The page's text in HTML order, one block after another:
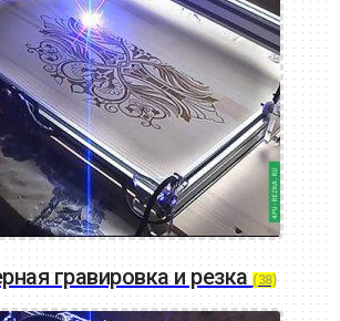
гравировка и резка (38)